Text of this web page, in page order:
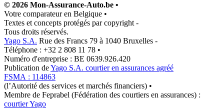
© 2026 Mon-Assurance-Auto.be •
Votre comparateur en Belgique •
Textes et concepts protégés par copyright -
Tous droits réservés.
Yago S.A. Rue des Francs 79 à 1040 Bruxelles -
Téléphone : +32 2 808 11 78 •
Numéro d'entreprise : BE 0639.926.420
Publication deYago S.A. courtier en assurances agréé
FSMA : 114863
(l’Autorité des services et marchés financiers) •
Membre de Feprabel (Fédération des courtiers en assurances) :
courtier Yago